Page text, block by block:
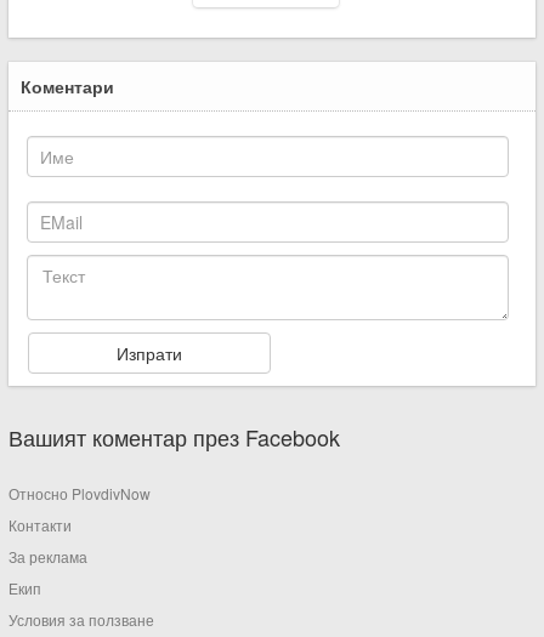
Коментари
Вашият коментар през Facebook
Относно PlovdivNow
Контакти
За реклама
Екип
Условия за ползване